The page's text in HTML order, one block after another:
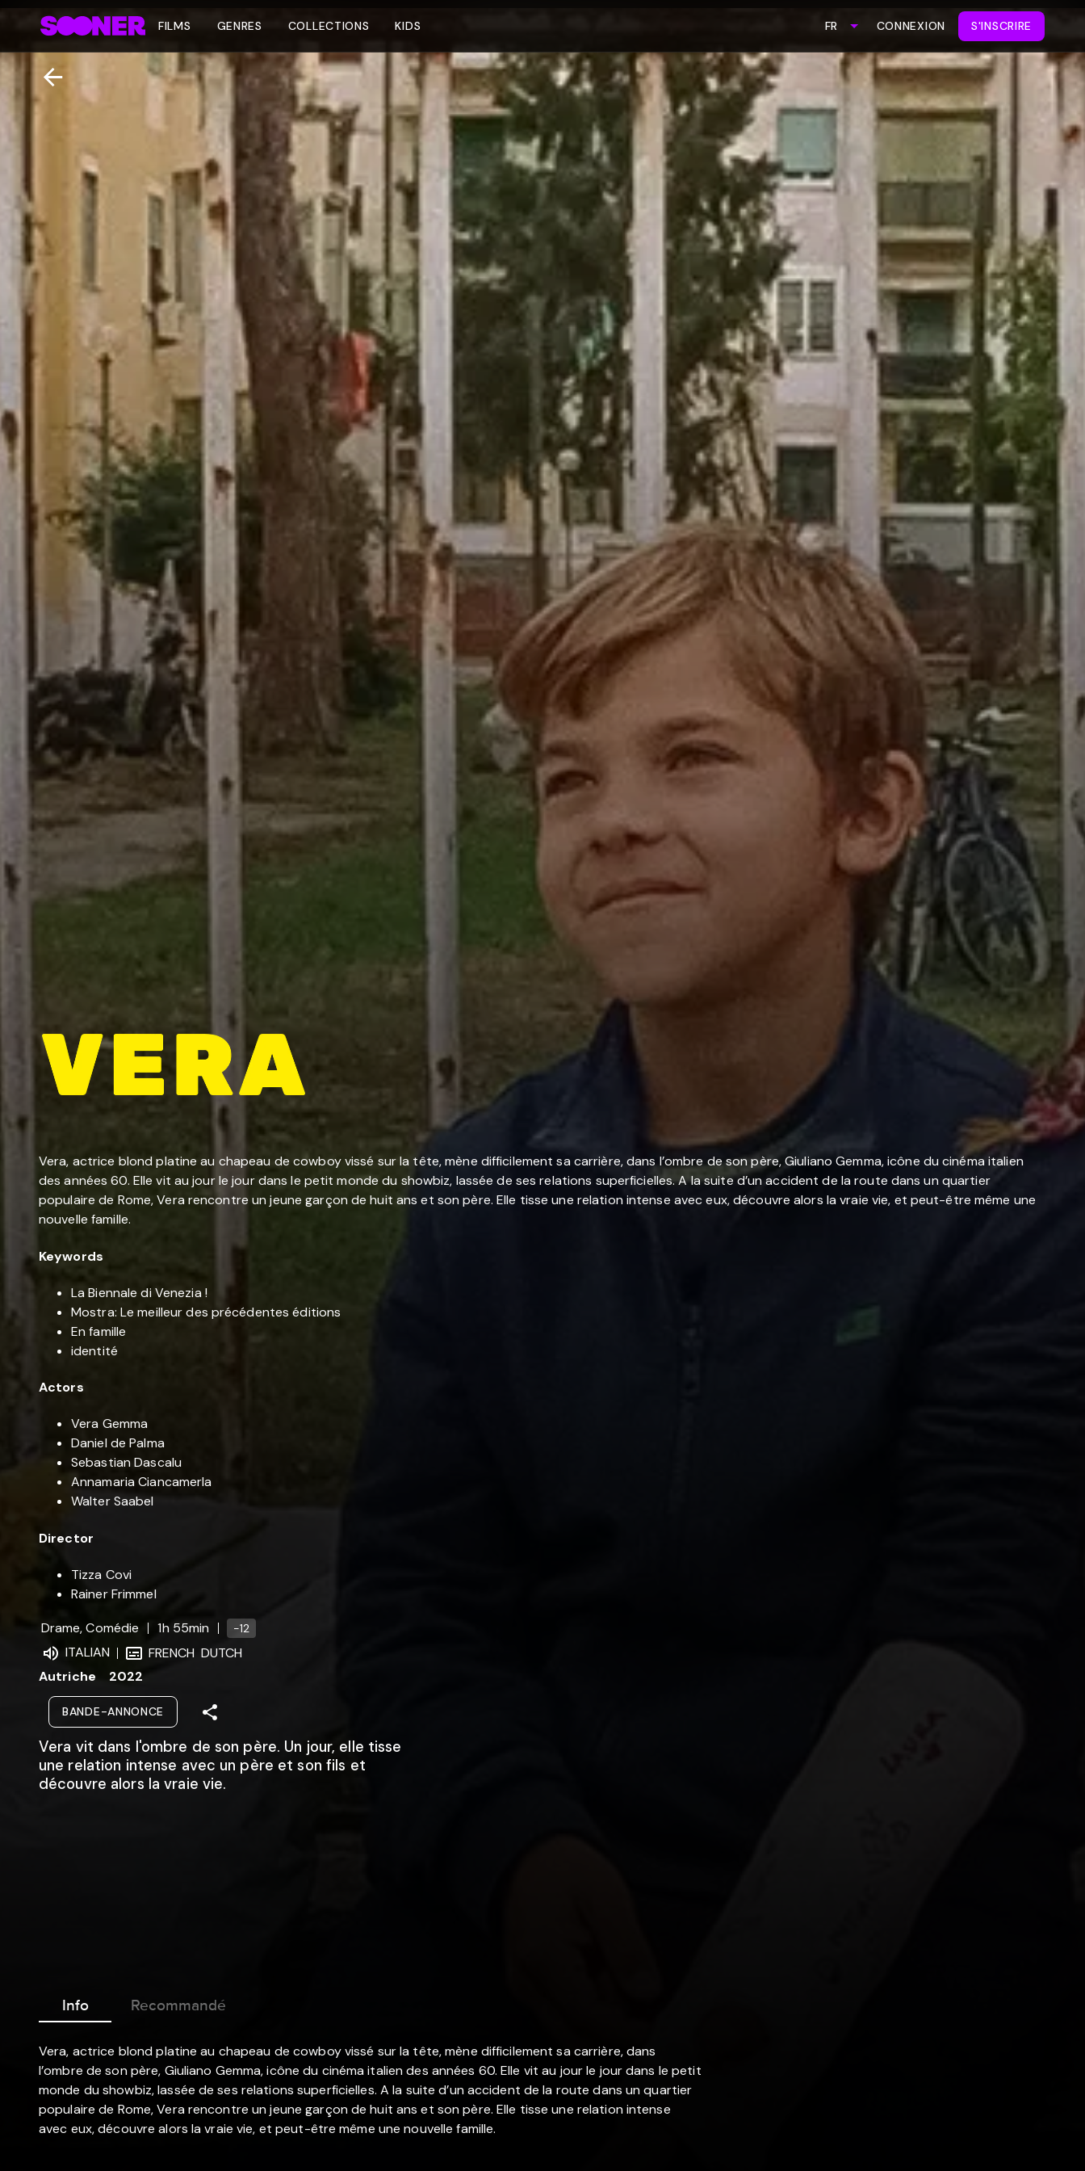
FILMS GENRES COLLECTIONS KIDS FR CONNEXION S'INSCRIRE
Vera, actrice blond platine au chapeau de cowboy vissé sur la tête, mène difficilement sa carrière, dans l’ombre de son père, Giuliano Gemma, icône du cinéma italien
des années 60. Elle vit au jour le jour dans le petit monde du showbiz, lassée de ses relations superficielles. A la suite d’un accident de la route dans un quartier
populaire de Rome, Vera rencontre un jeune garçon de huit ans et son père. Elle tisse une relation intense avec eux, découvre alors la vraie vie, et peut-être même une
nouvelle famille.
Keywords
La Biennale di Venezia !
Mostra: Le meilleur des précédentes éditions
En famille
identité
Actors
Vera Gemma
Daniel de Palma
Sebastian Dascalu
Annamaria Ciancamerla
Walter Saabel
Director
Tizza Covi
Rainer Frimmel
Drame, Comédie
1h 55min -12
ITALIAN FRENCH DUTCH
Autriche
2022
BANDE-ANNONCE
Vera vit dans l'ombre de son père. Un jour, elle tisse
une relation intense avec un père et son fils et
découvre alors la vraie vie.
Info Recommandé
Vera, actrice blond platine au chapeau de cowboy vissé sur la tête, mène difficilement sa carrière, dans
l’ombre de son père, Giuliano Gemma, icône du cinéma italien des années 60. Elle vit au jour le jour dans le petit
monde du showbiz, lassée de ses relations superficielles. A la suite d’un accident de la route dans un quartier
populaire de Rome, Vera rencontre un jeune garçon de huit ans et son père. Elle tisse une relation intense
avec eux, découvre alors la vraie vie, et peut-être même une nouvelle famille.